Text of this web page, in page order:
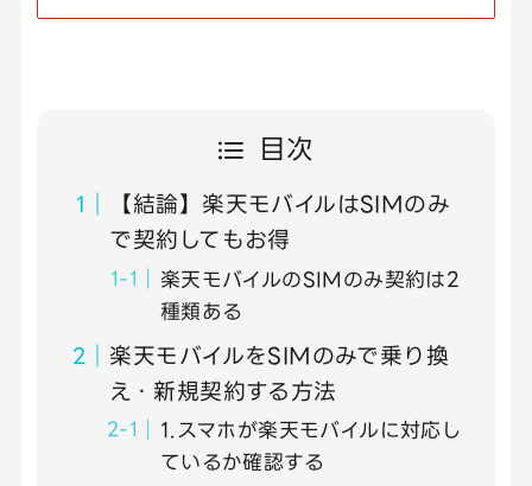
目次
【結論】楽天モバイルはSIMのみ
で契約してもお得
楽天モバイルのSIMのみ契約は2
種類ある
楽天モバイルをSIMのみで乗り換
え・新規契約する方法
1.スマホが楽天モバイルに対応し
ているか確認する